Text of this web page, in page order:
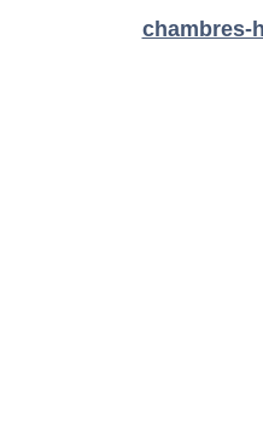
chambres-